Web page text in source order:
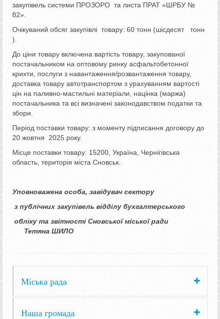
закупівель системи ПРОЗОРО та листа ПРАТ «ШРБУ №
82».
Очікуваний обсяг закупівлі товару: 60 тонн (шісдесят тонн
).
До ціни товару включена вартість товару, закупованої
постачальником на оптовому ринку асфальтобетонної
крихти, послуги з навантаження/розвантаження товару,
доставка товару автотранспортом з урахуванням вартості
цін на паливно-мастильні матеріали, націнка (маржа)
постачальника та всі визначені законодавством податки та
збори.
Період поставки товару: з моменту підписання договору до
20 жовтня 2025 року.
Місце поставки товару: 15200, Україна, Чернігівська
область, територія міста Сновськ.
Уповноважена особа, завідувач сектору
з публічних закупівель відділу бухгалтерського
обліку та звітності Сновської міської ради
Тетяна ШИЛО
Міська рада
Наша громада